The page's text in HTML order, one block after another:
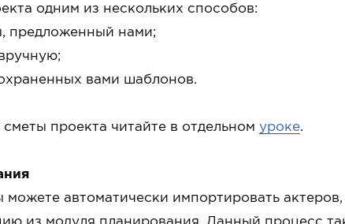
одним из нескольких способов:
предложенный нами;
вами шаблонов.
проекта читайте в отдельном уроке.
автоматически импортировать
из модуля планирования. Данный процесс